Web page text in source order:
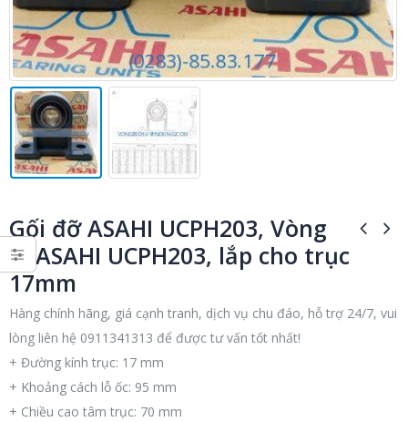
Gối đỡ ASAHI UCPH203, Vòng
bi ASAHI UCPH203, lắp cho trục
17mm
Hàng chính hãng, giá cạnh tranh, dịch vụ chu đáo, hỗ trợ 24/7, vui
lòng liên hệ 0911341313 để được tư vấn tốt nhất!
+ Đường kính trục: 17 mm
+ Khoảng cách lỗ ốc: 95 mm
+ Chiều cao tâm trục: 70 mm